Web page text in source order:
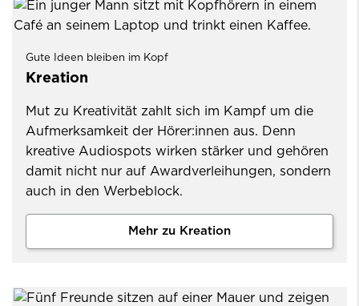
Gute Ideen bleiben im Kopf
Kreation
Mut zu Kreativität zahlt sich im Kampf um die
Aufmerksamkeit der Hörer:innen aus. Denn
kreative Audiospots wirken stärker und gehören
damit nicht nur auf Awardverleihungen, sondern
auch in den Werbeblock.
Mehr zu Kreation